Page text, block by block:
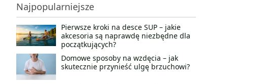
Najpopularniejsze
Pierwsze kroki na desce SUP – jakie
akcesoria są naprawdę niezbędne dla
początkujących?
Domowe sposoby na wzdęcia – jak
skutecznie przynieść ulgę brzuchowi?